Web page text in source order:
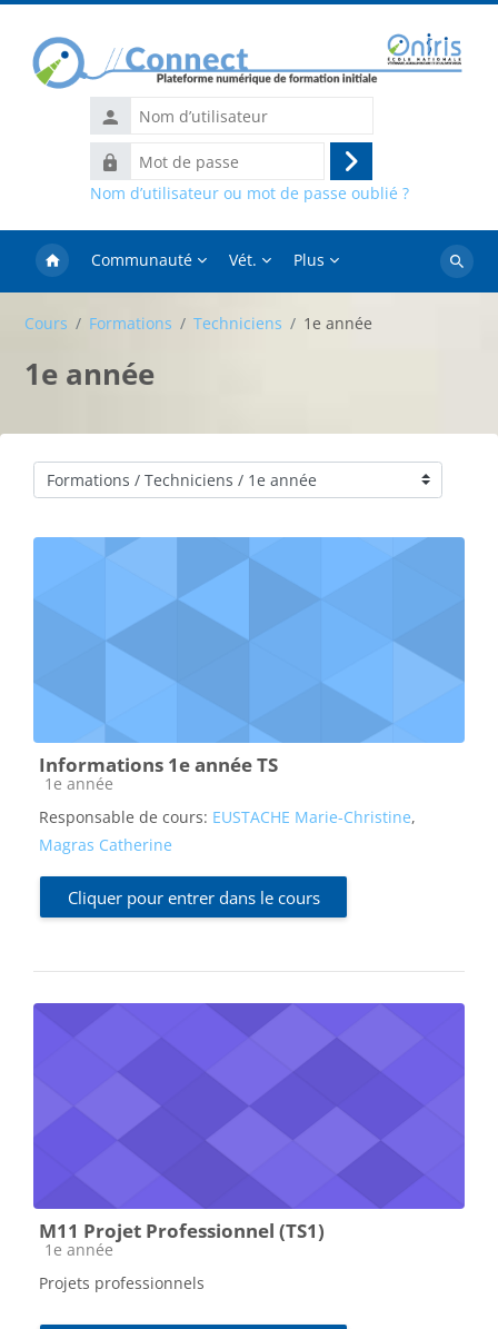
Nom
d’utilisateur
Mot
de
Connexion
Nom d’utilisateur ou mot de passe oublié ?
Communauté Vét. Plus
Cours Formations Techniciens 1e année
1e année
Catégories de cours
Informations 1e année TS
Catégorie de cours
1e année
Responsable de cours: EUSTACHE Marie-Christine,
Magras Catherine
Cliquer pour entrer dans le cours
M11 Projet Professionnel (TS1)
Catégorie de cours
1e année
Projets professionnels